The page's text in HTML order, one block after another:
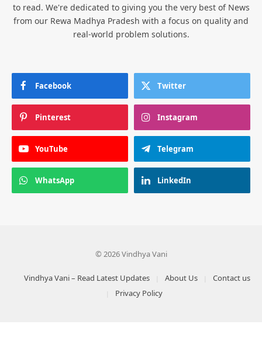
to read. We're dedicated to giving you the very best of News
from our Rewa Madhya Pradesh with a focus on quality and
real-world problem solutions.
Facebook Twitter
Pinterest Instagram
YouTube Telegram
WhatsApp LinkedIn
© 2026 Vindhya Vani
Vindhya Vani – Read Latest Updates About Us
Contact us
Privacy Policy